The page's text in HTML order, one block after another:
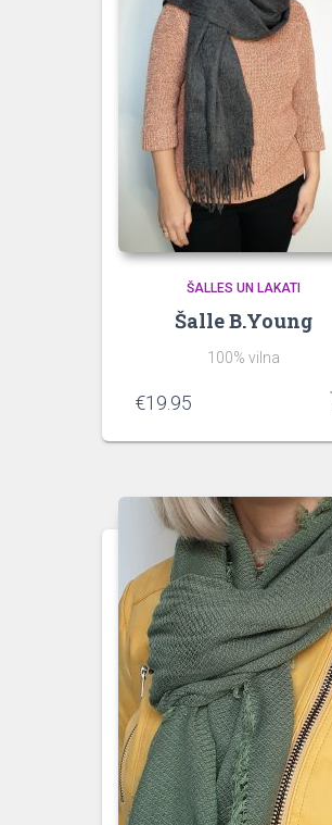
ŠALLES UN LAKATI
Šalle B.Young
100% vilna
€19.95